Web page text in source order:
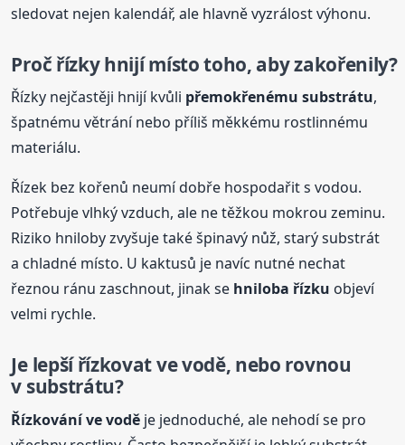
sledovat nejen kalendář, ale hlavně vyzrálost výhonu.
Proč řízky hnijí místo toho, aby zakořenily?
Řízky nejčastěji hnijí kvůli přemokřenému substrátu,
špatnému větrání nebo příliš měkkému rostlinnému
materiálu.
Řízek bez kořenů neumí dobře hospodařit s vodou.
Potřebuje vlhký vzduch, ale ne těžkou mokrou zeminu.
Riziko hniloby zvyšuje také špinavý nůž, starý substrát
a chladné místo. U kaktusů je navíc nutné nechat
řeznou ránu zaschnout, jinak se hniloba řízku objeví
velmi rychle.
Je lepší řízkovat ve vodě, nebo rovnou
v substrátu?
Řízkování ve vodě je jednoduché, ale nehodí se pro